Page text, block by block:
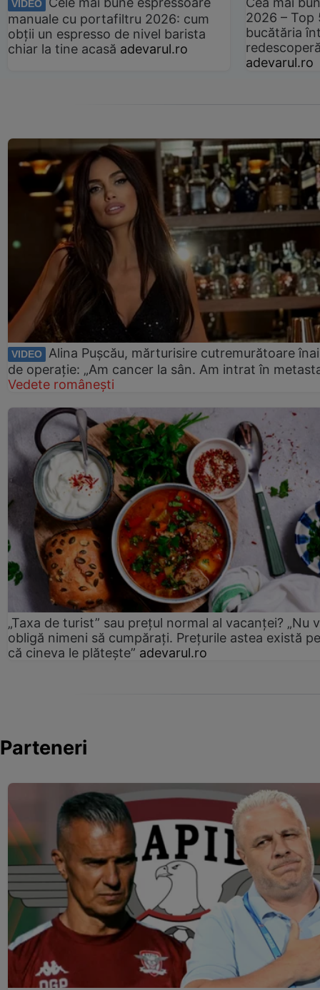
VIDEO
manuale cu portafiltru 2026: cum
obții un espresso de nivel barista
chiar la tine acasă adevarul.ro
2026 –
bucătăria
adevarul.ro
VIDEO Alina Pușcău, mărturisire cutremurătoare
de operație: „Am cancer la sân. Am intrat în
Vedete românești
„Taxa de turist” sau prețul normal al vacanței? „Nu
obligă nimeni să cumpărați. Prețurile astea există
că cineva le plătește” adevarul.ro
Parteneri